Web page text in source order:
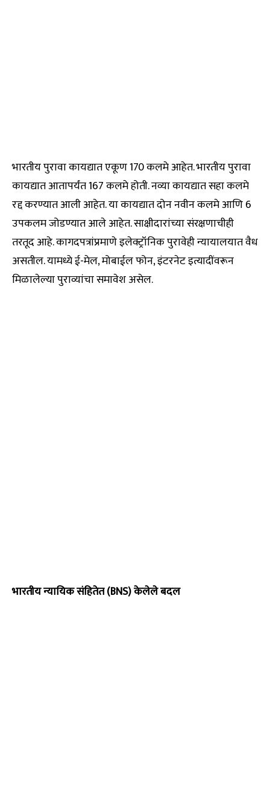
भारतीय पुरावा कायद्यात एकूण 170 कलमे आहेत. भारतीय पुरावा
कायद्यात आतापर्यंत 167 कलमे होती. नव्या कायद्यात सहा कलमे
रद्द करण्यात आली आहेत. या कायद्यात दोन नवीन कलमे आणि 6
उपकलम जोडण्यात आले आहेत. साक्षीदारांच्या संरक्षणाचीही
तरतूद आहे. कागदपत्रांप्रमाणे इलेक्ट्रॉनिक पुरावेही न्यायालयात वैध
असतील. यामध्ये ई-मेल, मोबाईल फोन, इंटरनेट इत्यादींवरून
मिळालेल्या पुराव्यांचा समावेश असेल.
भारतीय न्यायिक संहितेत (BNS) केलेले बदल